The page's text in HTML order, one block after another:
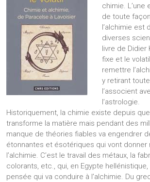
chimie. L’une
de toute
l’alchimie est
diverses
livre de Didier
fixe et le
remettre
y retirant
l’associent
l’astrologie.
Historiquement, la chimie existe depuis que
transforme la matière mais pendant des
manque de théories fiables va engendrer
étonnantes et ésotériques qui vont donner
l’alchimie. C’est le travail des métaux, la
colorants, etc., qui, en Egypte
pensée qui va conduire à l’alchimie. Du